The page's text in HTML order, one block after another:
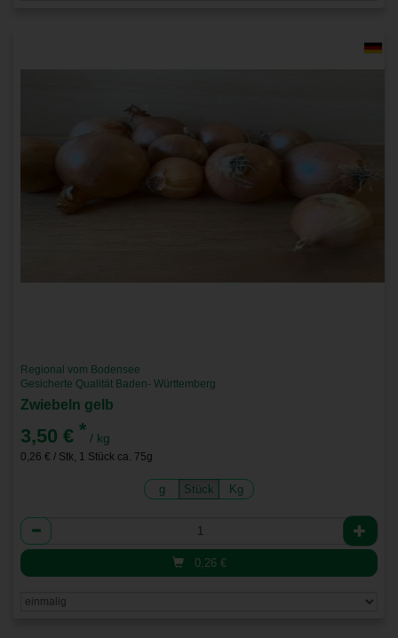
Regional vom Bodensee
Gesicherte Qualität Baden- Württemberg
Zwiebeln gelb
3,50 € * / kg
0,26 € / Stk, 1 Stück ca. 75g
g Stück Kg
Anzahl
0,26 €